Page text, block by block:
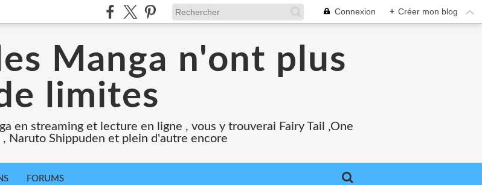
Connexion + Créer mon blog
Manga n'ont plus
limites
en streaming et lecture en ligne , vous y trouverai Fairy Tail ,One
, Naruto Shippuden et plein d'autre encore
FORUMS